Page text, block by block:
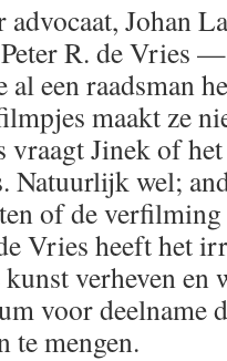
Johan
R. de Vries
al een raadsman
maakt ze
vraagt Jinek of
Natuurlijk wel;
of de
Vries heeft het
verheven en
voor deelname
te mengen.